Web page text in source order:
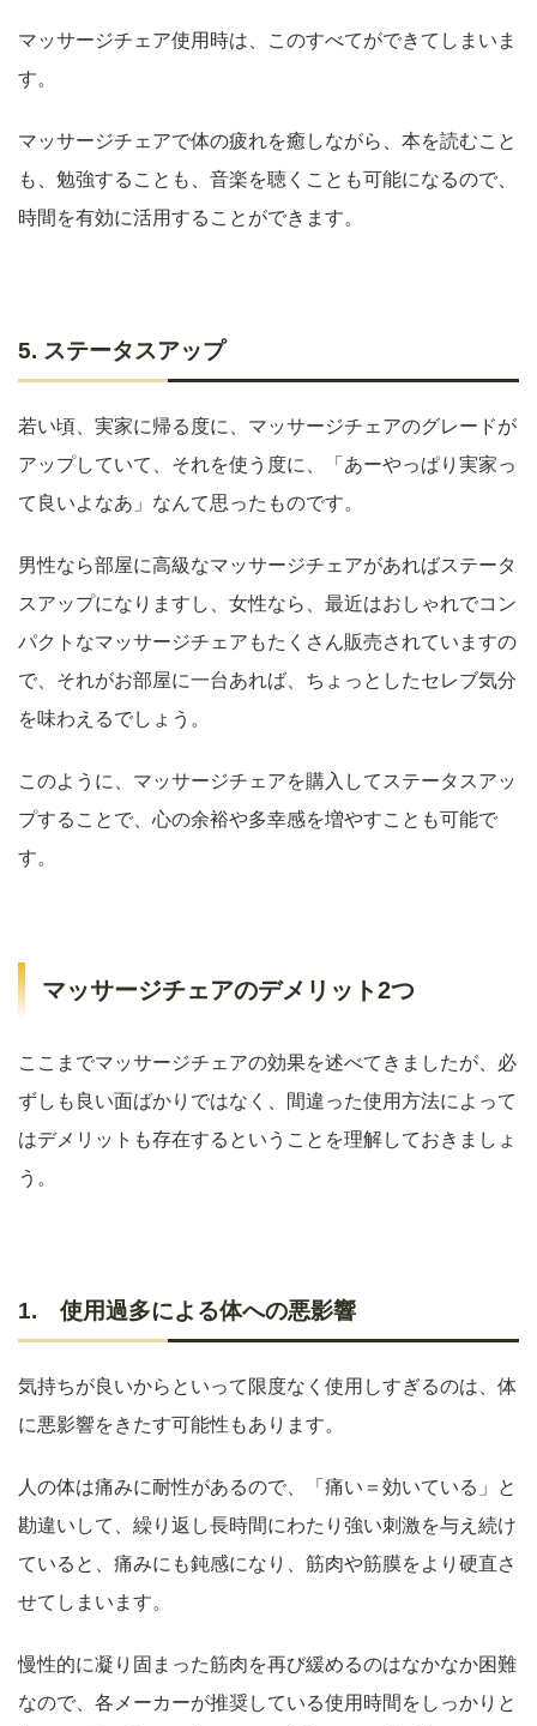
マッサージチェア使用時は、このすべてができてしまいま
す。
マッサージチェアで体の疲れを癒しながら、本を読むこと
も、勉強することも、音楽を聴くことも可能になるので、
時間を有効に活用することができます。
5. ステータスアップ
若い頃、実家に帰る度に、マッサージチェアのグレードが
アップしていて、それを使う度に、「あーやっぱり実家っ
て良いよなあ」なんて思ったものです。
男性なら部屋に高級なマッサージチェアがあればステータ
スアップになりますし、女性なら、最近はおしゃれでコン
パクトなマッサージチェアもたくさん販売されていますの
で、それがお部屋に一台あれば、ちょっとしたセレブ気分
を味わえるでしょう。
このように、マッサージチェアを購入してステータスアッ
プすることで、心の余裕や多幸感を増やすことも可能で
す。
マッサージチェアのデメリット2つ
ここまでマッサージチェアの効果を述べてきましたが、必
ずしも良い面ばかりではなく、間違った使用方法によって
はデメリットも存在するということを理解しておきましょ
う。
1. 使用過多による体への悪影響
気持ちが良いからといって限度なく使用しすぎるのは、体
に悪影響をきたす可能性もあります。
人の体は痛みに耐性があるので、「痛い＝効いている」と
勘違いして、繰り返し長時間にわたり強い刺激を与え続け
ていると、痛みにも鈍感になり、筋肉や筋膜をより硬直さ
せてしまいます。
慢性的に凝り固まった筋肉を再び緩めるのはなかなか困難
なので、各メーカーが推奨している使用時間をしっかりと